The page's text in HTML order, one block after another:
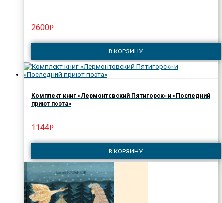
2600Р
В КОРЗИНУ
Комплект книг «Лермонтовский Пятигорск» и «Последний
приют поэта»
1144Р
В КОРЗИНУ